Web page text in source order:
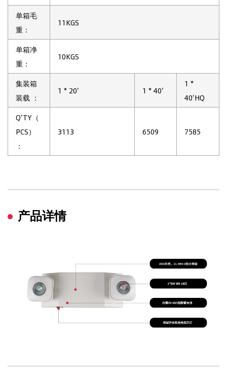
单箱毛
重：
11KGS
单箱净
重：
10KGS
集装箱
装载 ：
1 * 20' 1 * 40'
1 *
40'HQ
Q'TY（
PCS）
：
3113 6509 7585
产品详情